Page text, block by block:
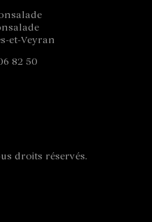
et-Veyran
82 50
droits réservés.